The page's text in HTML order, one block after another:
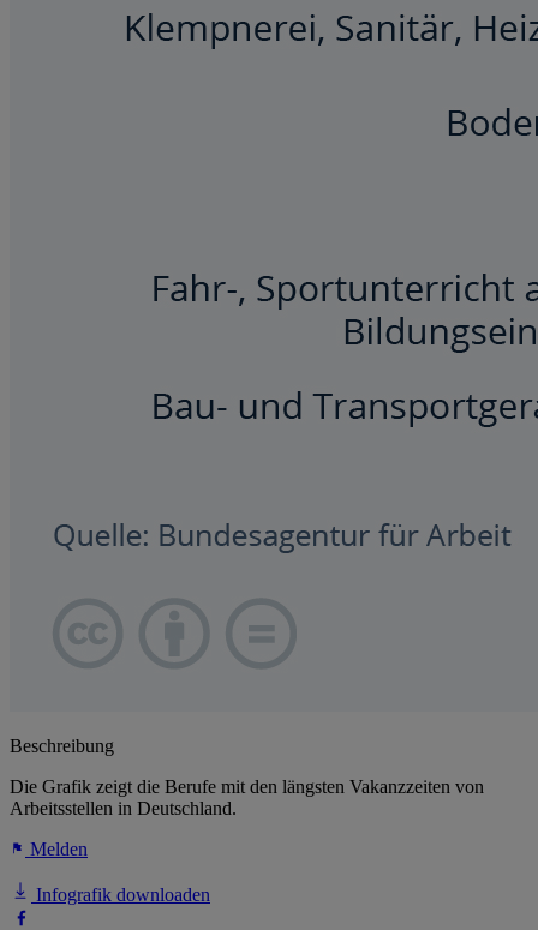
Beschreibung
Die Grafik zeigt die Berufe mit den längsten Vakanzzeiten von
Arbeitsstellen in Deutschland.
Melden
Infografik downloaden